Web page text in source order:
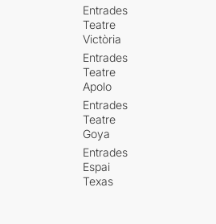
Entrades
Teatre
Victòria
Entrades
Teatre
Apolo
Entrades
Teatre
Goya
Entrades
Espai
Texas